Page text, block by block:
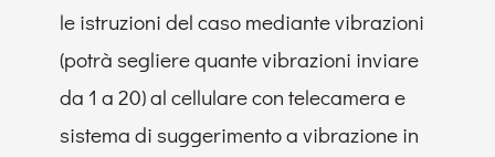
le istruzioni del caso mediante vibrazioni
(potrà segliere quante vibrazioni inviare
da 1 a 20) al cellulare con telecamera e
sistema di suggerimento a vibrazione in